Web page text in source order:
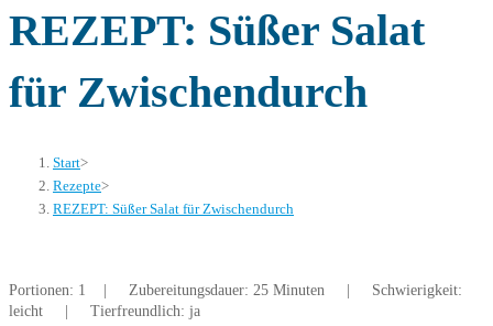
REZEPT: Süßer Salat
für Zwischendurch
Start>
Rezepte>
REZEPT: Süßer Salat für Zwischendurch
Portionen: 1 | Zubereitungsdauer: 25 Minuten | Schwierigkeit:
leicht | Tierfreundlich: ja